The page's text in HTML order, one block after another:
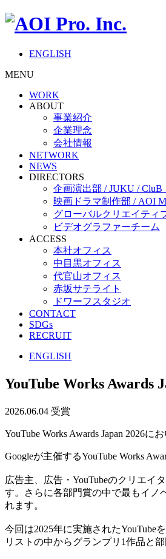
ENGLISH
MENU
WORK
ABOUT
事業紹介
企業理念
会社情報
NETWORK
NEWS
DIRECTORS
企画演出部 / JUKU /
映画ドラマ制作部 / AOI
グローバルクリエイティ
ビデオグラファーチーム
ACCESS
本社オフィス
中目黒オフィス
代官山オフィス
赤坂サテライト
ドワーフスタジオ
CONTACT
SDGs
RECRUIT
ENGLISH
YouTube Works Awards
2026.06.04 受賞
YouTube Works Awards Japan 2026
Googleが主催するYouTube Works
広告主、広告・YouTubeのクリエイ
す。さらに各部門賞の中で最もイノ
れます。
今回は2025年に実施されたYouTube
リストの中からグランプリ1作品と